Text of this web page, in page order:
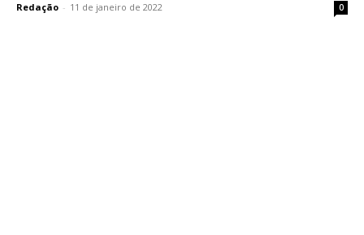
Redação - 11 de janeiro de 2022 0